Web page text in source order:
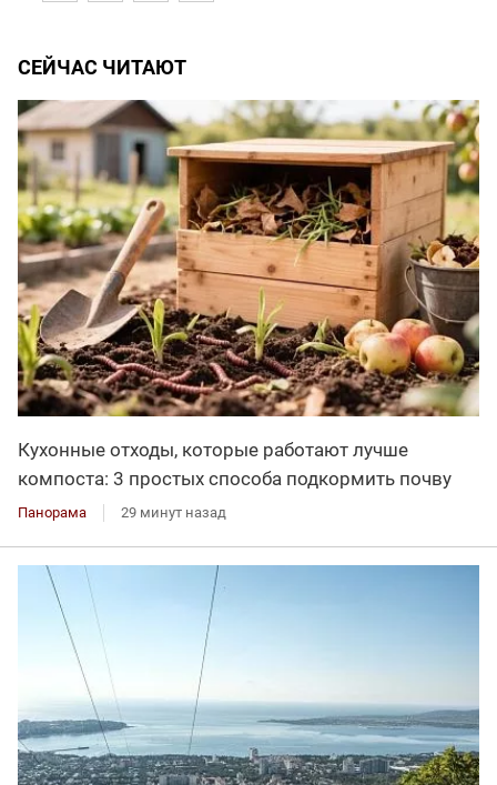
СЕЙЧАС ЧИТАЮТ
Кухонные отходы, которые работают лучше
компоста: 3 простых способа подкормить почву
Панорама 29 минут назад